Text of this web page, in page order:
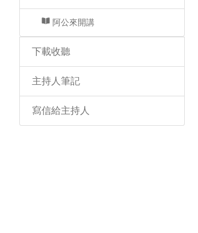
阿公來開講
下載收聽
主持人筆記
寫信給主持人